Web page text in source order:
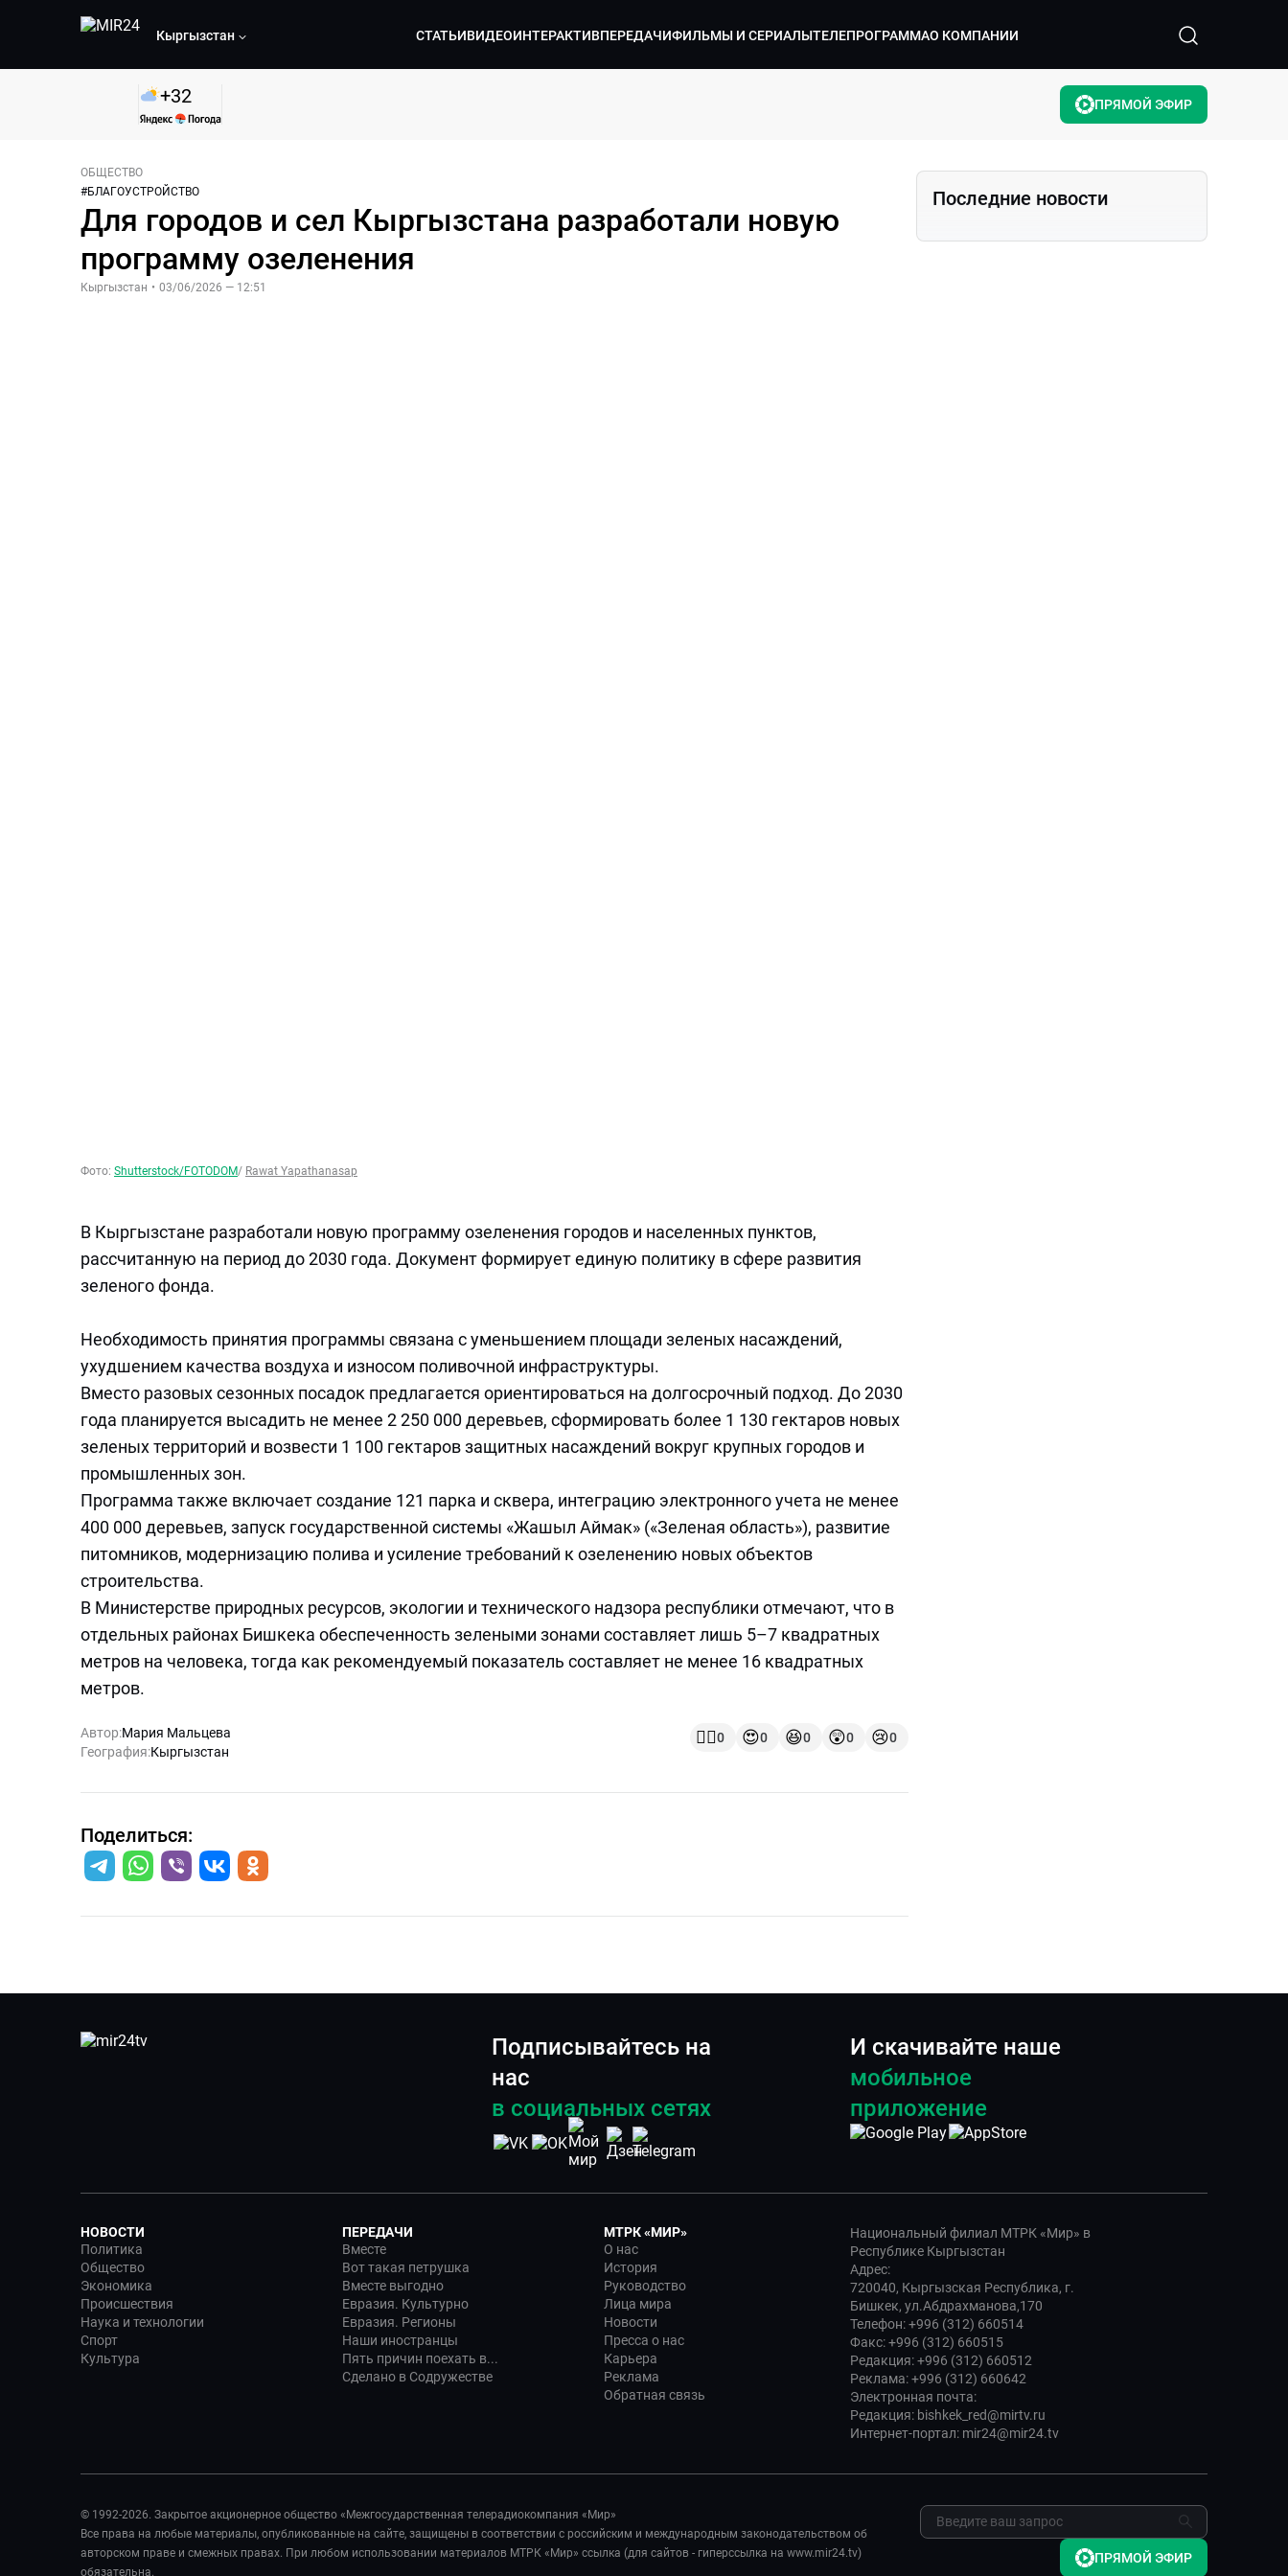
Кыргызстан СТАТЬИВИДЕОИНТЕРАКТИВПЕРЕДАЧИФИЛЬМЫ И СЕРИАЛЫТЕЛЕПРОГРАММАО КОМПАНИИ
+32 ПРЯМОЙ ЭФИР
ОБЩЕСТВО
#БЛАГОУСТРОЙСТВО
Для городов и сел Кыргызстана разработали новую
программу озеленения
Кыргызстан • 03/06/2026 — 12:51
Фото: Shutterstock/FOTODOM/ Rawat Yapathanasap
В Кыргызстане разработали новую программу озеленения городов и населенных пунктов,
рассчитанную на период до 2030 года. Документ формирует единую политику в сфере развития
зеленого фонда.
Необходимость принятия программы связана с уменьшением площади зеленых насаждений,
ухудшением качества воздуха и износом поливочной инфраструктуры.
Вместо разовых сезонных посадок предлагается ориентироваться на долгосрочный подход. До 2030
года планируется высадить не менее 2 250 000 деревьев, сформировать более 1 130 гектаров новых
зеленых территорий и возвести 1 100 гектаров защитных насаждений вокруг крупных городов и
промышленных зон.
Программа также включает создание 121 парка и сквера, интеграцию электронного учета не менее
400 000 деревьев, запуск государственной системы «Жашыл Аймак» («Зеленая область»), развитие
питомников, модернизацию полива и усиление требований к озеленению новых объектов
строительства.
В Министерстве природных ресурсов, экологии и технического надзора республики отмечают, что в
отдельных районах Бишкека обеспеченность зелеными зонами составляет лишь 5–7 квадратных
метров на человека, тогда как рекомендуемый показатель составляет не менее 16 квадратных
метров.
Последние новости
Автор:Мария Мальцева
География:Кыргызстан
👍🏻0 😍0 😆0 😲0 😢0
Поделиться:
Подписывайтесь на
нас
в социальных сетях
И скачивайте наше
мобильное
приложение
НОВОСТИ
Политика
Общество
Экономика
Происшествия
Наука и технологии
Спорт
Культура
ПЕРЕДАЧИ
Вместе
Вот такая петрушка
Вместе выгодно
Евразия. Культурно
Евразия. Регионы
Наши иностранцы
Пять причин поехать в...
Сделано в Содружестве
МТРК «МИР»
О нас
История
Руководство
Лица мира
Новости
Пресса о нас
Карьера
Реклама
Обратная связь
Национальный филиал МТРК «Мир» в
Республике Кыргызстан
Адрес:
720040, Кыргызская Республика, г.
Бишкек, ул.Абдрахманова,170
Телефон: +996 (312) 660514
Факс: +996 (312) 660515
Редакция: +996 (312) 660512
Реклама: +996 (312) 660642
Электронная почта:
Редакция: bishkek_red@mirtv.ru
Интернет-портал: mir24@mir24.tv
© 1992-2026. Закрытое акционерное общество «Межгосударственная телерадиокомпания «Мир»
Все права на любые материалы, опубликованные на сайте, защищены в соответствии с российским и международным законодательством об
авторском праве и смежных правах. При любом использовании материалов МТРК «Мир» ссылка (для сайтов - гиперссылка на www.mir24.tv)
обязательна.
ПРЯМОЙ ЭФИР